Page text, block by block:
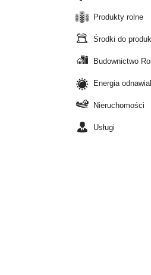
Produkty rolne
Środki do
Budownictwo
Energia
Nieruchomości
Usługi